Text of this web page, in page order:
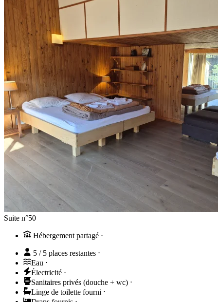
Suite n°50
Hébergement partagé ⋅
5 / 5 places restantes ⋅
Eau ⋅
Électricité ⋅
Sanitaires privés (douche + wc) ⋅
Linge de toilette fourni ⋅